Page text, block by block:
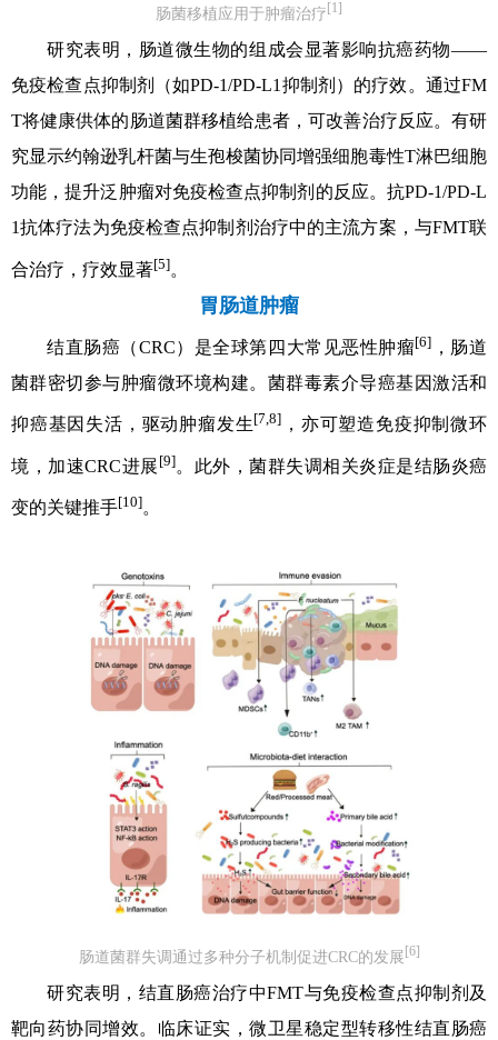
肠菌移植应用于肿瘤治疗 [1]
研究表明，肠道微生物的组成会显著影响抗癌药物——
免疫检查点抑制剂（如PD-1/PD-L1抑制剂）的疗效。通过FM
T将健康供体的肠道菌群移植给患者，可改善治疗反应。有研
究显示约翰逊乳杆菌与生孢梭菌协同增强细胞毒性T淋巴细胞
功能，提升泛肿瘤对免疫检查点抑制剂的反应。抗PD-1/PD-L
1抗体疗法为免疫检查点抑制剂治疗中的主流方案，与FMT联
合治疗，疗效显著[5]。
胃肠道肿瘤
结直肠癌（CRC）是全球第四大常见恶性肿瘤[6] ，肠道
菌群密切参与肿瘤微环境构建。菌群毒素介导癌基因激活和
抑癌基因失活，驱动肿瘤发生[7,8] ，亦可塑造免疫抑制微环
境，加速CRC进展 [9]。此外，菌群失调相关炎症是结肠炎癌
变的关键推手[10]。
肠道菌群失调通过多种分子机制促进CRC的发展 [6]
研究表明，结直肠癌治疗中FMT与免疫检查点抑制剂及
靶向药协同增效。临床证实，微卫星稳定型转移性结直肠癌